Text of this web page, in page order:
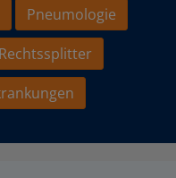
Pneumologie
Rechtssplitter